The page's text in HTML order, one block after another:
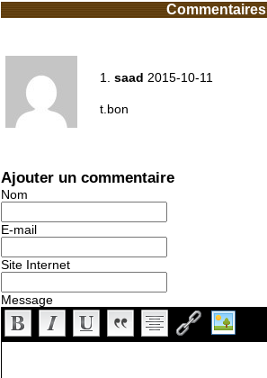
Commentaires
1. saad 2015-10-11
t.bon
Ajouter un commentaire
Nom
E-mail
Site Internet
Message